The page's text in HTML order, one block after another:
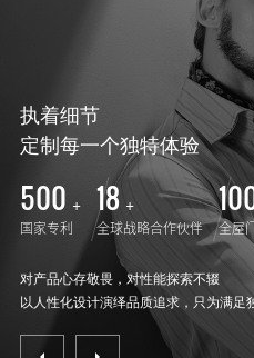
执着细节
定制每一个独特体验
500 +
国家专利
18 +
全球战略合作伙伴 全屋
对产品心存敬畏，对性能探索不辍
以人性化设计演绎品质追求，只为满足